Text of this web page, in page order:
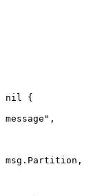
nil {
message" ,
msg.Partition,